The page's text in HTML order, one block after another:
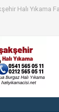
Halı Yıkama